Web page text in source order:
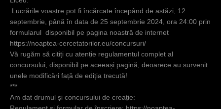
Lucrările voastre pot fi încărcate începând de astăzi, 12
septembrie, până în data de 25 septembrie 2024, ora 24:00 prin
formularul disponibil pe pagina noastră de internet
https://noaptea-cercetatorilor.eu/concursuri/
Vă rugăm să citiți cu atenție regulamentul complet al
concursului, disponibil pe aceeași pagină, deoarece au survenit
unele modificări față de ediția trecută!
***
Am dat drumul și concursului de creație: